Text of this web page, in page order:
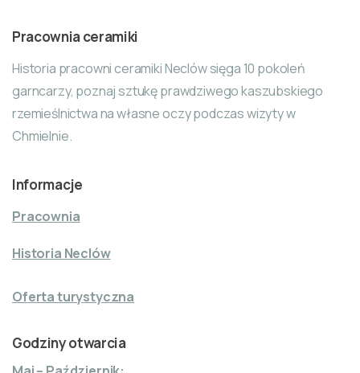
Pracownia ceramiki
Historia pracowni ceramiki Neclów sięga 10 pokoleń
garncarzy, poznaj sztukę prawdziwego kaszubskiego
rzemieślnictwa na własne oczy podczas wizyty w
Chmielnie.
Informacje
Pracownia
Historia Neclów
Oferta turystyczna
Godziny otwarcia